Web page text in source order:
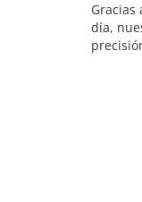
Gracias
día,